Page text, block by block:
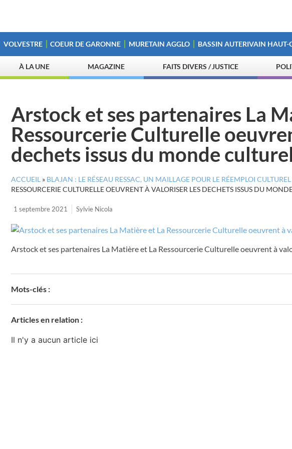
VOLVESTRE COEUR DE GARONNE MURETAIN AGGLO BASSIN AUTERIVAIN HAUT-
À LA UNE MAGAZINE FAITS DIVERS / JUSTICE
Arstock et ses partenaires La
Ressourcerie Culturelle
dechets issus du monde culturel
ACCUEIL » BLAJAN : LE RÉSEAU RESSAC, UN MAILLAGE POUR LE RÉEMPLOI CULTUREL
RESSOURCERIE CULTURELLE OEUVRENT À VALORISER LES DECHETS ISSUS DU
1 septembre 2021 Sylvie Nicola
Arstock et ses partenaires La Matière et La Ressourcerie Culturelle oeuvrent à
Mots-clés :
Articles en relation :
Il n'y a aucun article ici